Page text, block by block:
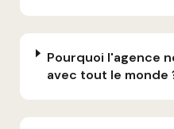
Pourquoi l'agence
avec tout le monde